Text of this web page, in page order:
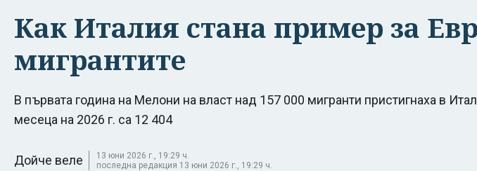
Как Италия стана пример за
мигрантите
В първата година на Мелони на власт над 157 000 мигранти пристигнаха в
месеца на 2026 г. са 12 404
Дойче веле
13 юни 2026 г., 19:29 ч.
последна редакция 13 юни 2026 г., 19:29 ч.